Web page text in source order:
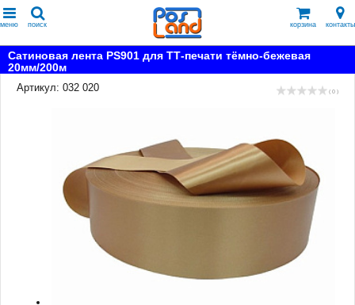
меню поиск корзина контакты
Сатиновая лента PS901 для ТТ-печати тёмно-бежевая
20мм/200м
Артикул: 032 020
( 0 )